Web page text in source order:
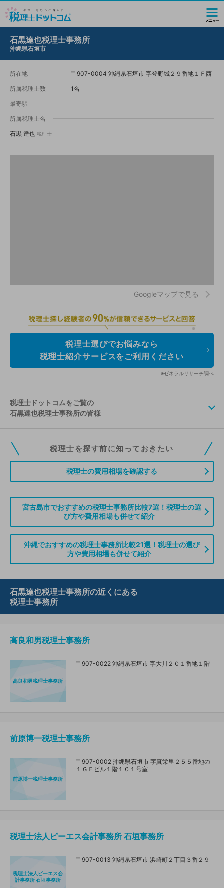
石黒達也税理士事務所
沖縄県石垣市
所在地
〒907-0004 沖縄県石垣市 字登野城２９番地１Ｆ西
所属税理士数
1名
最寄駅
所属税理士名
石黒 達也 税理士
Googleマップで見る
税理士選びでお悩みなら
税理士紹介サービスをご利用ください
※ゼネラルリサーチ調べ
税理士ドットコムをご覧の
石黒達也税理士事務所の皆様
税理士ドットコムの無料会員にご登録いただくと、貴事務所の情報を編集し
ていただくことができます。また、税理士をお探しの方との接点をご提供す
無料登録のご案内はこちら
税理士を探す前に知っておきたい
税理士の費用相場を確認する
宮古島市でおすすめの税理士事務所比較7選！税理士の選
び方や費用相場も併せて紹介
沖縄でおすすめの税理士事務所比較21選！税理士の選び
方や費用相場も併せて紹介
石黒達也税理士事務所の近くにある
税理士事務所
高良和男税理士事務所
高良和男税理士事務所
〒907-0022 沖縄県石垣市 字大川２０１番地１階
前原博一税理士事務所
前原博一税理士事務所
〒907-0002 沖縄県石垣市 字真栄里２５５番地の
１ＧＦビル１階１０１号室
税理士法人ピーエス会計事務所 石垣事務所
税理士法人ピーエス会
計事務所 石垣事務所
〒907-0013 沖縄県石垣市 浜崎町２丁目３番２９